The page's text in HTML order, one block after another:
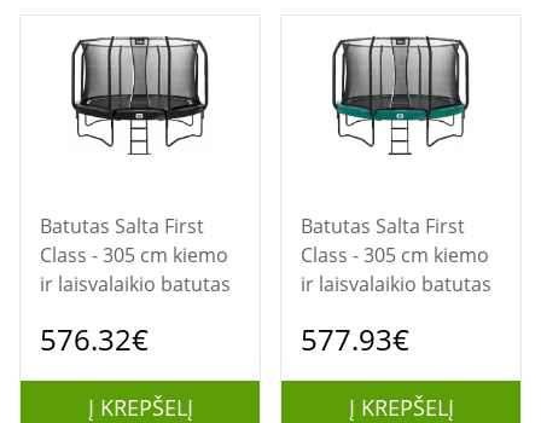
Batutas Salta First
Class - 305 cm kiemo
ir laisvalaikio batutas
576.32€
Į KREPŠELĮ
Batutas Salta First
Class - 305 cm kiemo
ir laisvalaikio batutas
577.93€
Į KREPŠELĮ